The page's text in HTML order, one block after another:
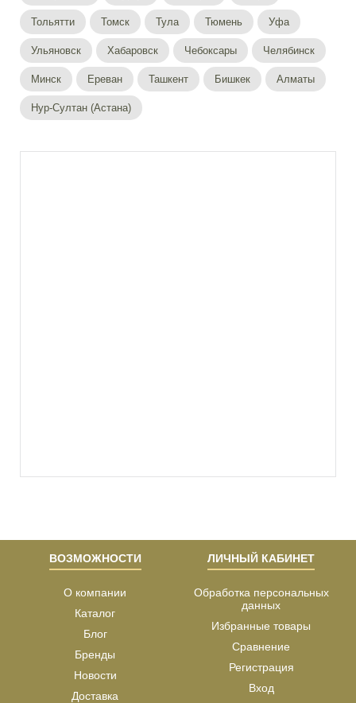
Тольятти Томск Тула Тюмень Уфа
Ульяновск Хабаровск Чебоксары Челябинск
Минск Ереван Ташкент Бишкек Алматы
Нур-Султан (Астана)
ВОЗМОЖНОСТИ
О компании
Каталог
Блог
Бренды
Новости
Доставка
ЛИЧНЫЙ КАБИНЕТ
Обработка персональных
данных
Избранные товары
Сравнение
Регистрация
Вход